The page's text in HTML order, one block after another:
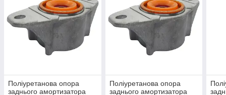
Поліуретанова опора
заднього амортизатора
Поліуретанова опора
заднього амортизатора